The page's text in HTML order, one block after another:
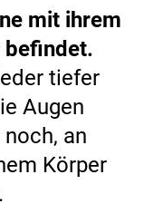
mit ihrem
befindet.
tiefer
Augen
an
Körper